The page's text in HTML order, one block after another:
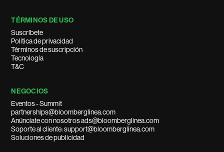
TÉRMINOS DE USO
Suscríbete
Política de privacidad
Términos de suscripción
Tecnología
T&C
NEGOCIOS
Eventos - Summit
partnerships@bloomberglinea.com
Anúnciate con nosotros ads@bloomberglinea.com
Soporte al cliente: support@bloomberglinea.com
Soluciones de publicidad